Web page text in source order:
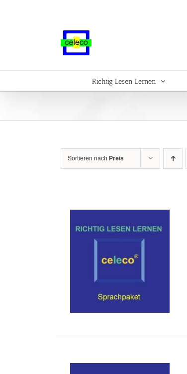
Richtig Lesen Lernen
Sortieren nach Preis